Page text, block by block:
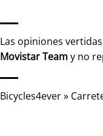
Las opiniones
Movistar Teamy no
Bicycles4ever»